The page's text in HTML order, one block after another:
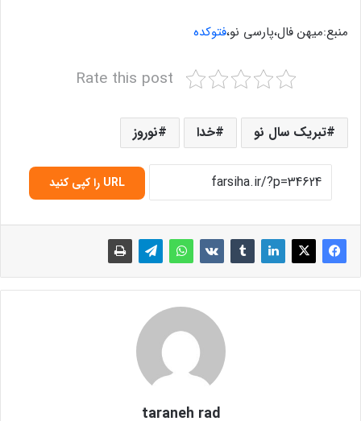
منبع:میهن فال،پارسی نو،فتوکده
Rate this post
تبریک سال نو خدا نوروز
URL را کپی کنید
taraneh rad